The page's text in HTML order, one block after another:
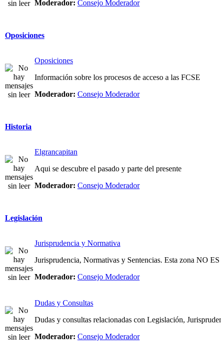
Moderador: Consejo Moderador
Oposiciones
Oposiciones
Información sobre los procesos de acceso a las FCSE
Moderador: Consejo Moderador
Historia
Elgrancapitan
Aqui se descubre el pasado y parte del presente
Moderador: Consejo Moderador
Legislación
Jurisprudencia y Normativa
Jurisprudencia, Normativas y Sentencias. Esta zona NO
Moderador: Consejo Moderador
Dudas y Consultas
Dudas y consultas relacionadas con Legislación,
Moderador: Consejo Moderador